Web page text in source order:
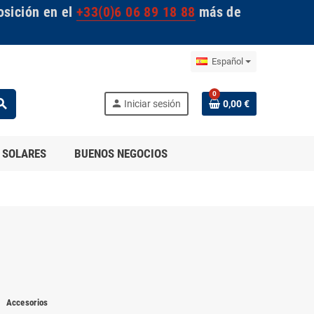
en el+33(0)6 06 89 18 88 más de
Español
person Iniciar sesión
0
0,00 €
BUENOS NEGOCIOS
Accesorios